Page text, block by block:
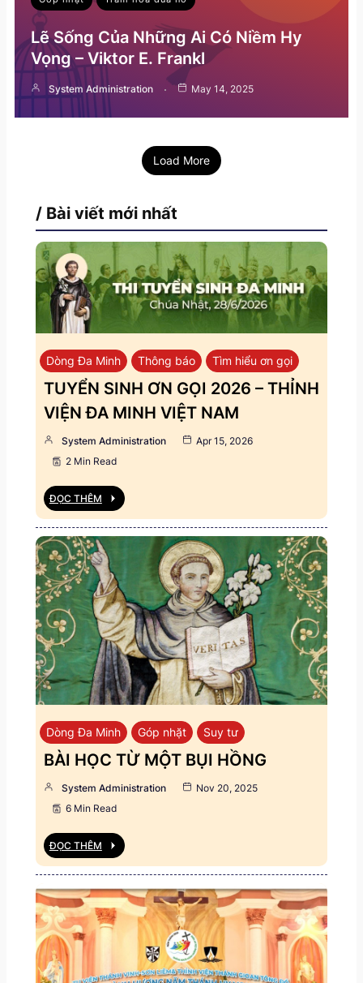
Lẽ Sống Của Những Ai Có Niềm Hy
Vọng – Viktor E. Frankl
System Administration May 14, 2025
Load More
/ Bài viết mới nhất
Dòng Đa Minh Thông báo Tìm hiểu ơn gọi
TUYỂN SINH ƠN GỌI 2026 – THỈNH
VIỆN ĐA MINH VIỆT NAM
System Administration
Apr 15, 2026
2 Min Read
ĐỌC THÊM
Dòng Đa Minh Góp nhặt Suy tư
BÀI HỌC TỪ MỘT BỤI HỒNG
System Administration
Nov 20, 2025
6 Min Read
ĐỌC THÊM